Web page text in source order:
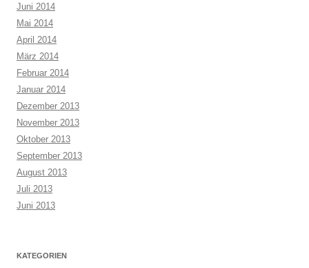
Juni 2014
Mai 2014
April 2014
März 2014
Februar 2014
Januar 2014
Dezember 2013
November 2013
Oktober 2013
September 2013
August 2013
Juli 2013
Juni 2013
KATEGORIEN